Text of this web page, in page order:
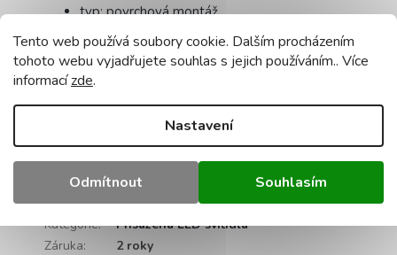
Tento web používá soubory cookie. Dalším procházením
tohoto webu vyjadřujete souhlas s jejich používáním.. Více
informacízde.
Nastavení
Odmítnout Souhlasím
typ: povrchová montáž
maximální příkon žárovky: LED 10 W /
halogen 35 W
kabelové svorky: ANO
ANO
Doplňkové parametry
Kategorie:
Přisazená LED svítidla
Záruka:
2 roky